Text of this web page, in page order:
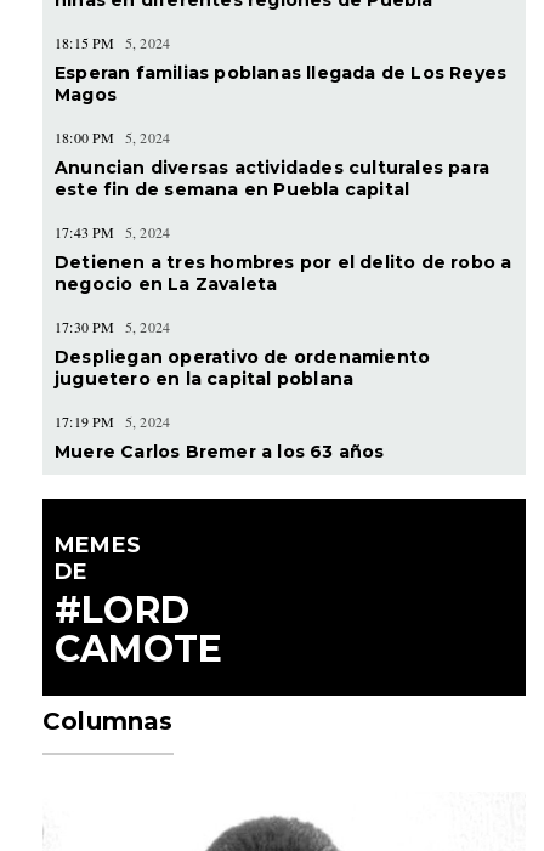
18:15 PM 5, 2024
Esperan familias poblanas llegada de Los Reyes
Magos
18:00 PM 5, 2024
Anuncian diversas actividades culturales para
este fin de semana en Puebla capital
17:43 PM 5, 2024
Detienen a tres hombres por el delito de robo a
negocio en La Zavaleta
17:30 PM 5, 2024
Despliegan operativo de ordenamiento
juguetero en la capital poblana
17:19 PM 5, 2024
Muere Carlos Bremer a los 63 años
MEMES
DE
#LORD
CAMOTE
Columnas